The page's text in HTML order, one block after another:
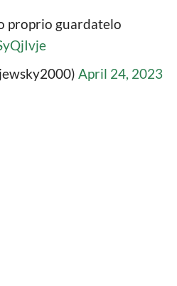
proprio guardatelo
April 24, 2023